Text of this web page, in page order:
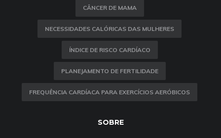
CÂNCER DE MAMA
NECESSIDADES CALÓRICAS DAS MULHERES
ÍNDICE DE RISCO CARDÍACO
PLANEJAMENTO DE FERTILIDADE
FREQUÊNCIA CARDÍACA PARA EXERCÍCIOS AERÓBICOS
SOBRE